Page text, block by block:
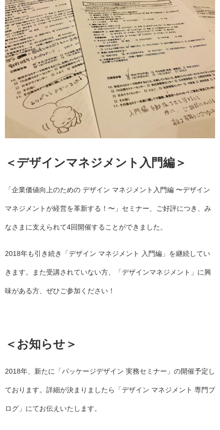
＜デザインマネジメント入門編＞
「企業価値向上のための デザイン マネジメント入門編 〜デザイン
マネジメントが経営を革新する！〜」セミナー、ご好評につき、み
なさまに支えられて4回開催することができました。
2018年も引き続き「デザイン マネジメント 入門編」を継続してい
きます。また受講されていない方、「デザインマネジメント」に興
味がある方、ぜひご参加ください！
＜お知らせ＞
2018年、新たに「パッケージデザイン 実務セミナー」の開催予定し
ております。詳細が決まりましたら「デザイン マネジメント 専門ブ
ログ」にてお伝えいたします。